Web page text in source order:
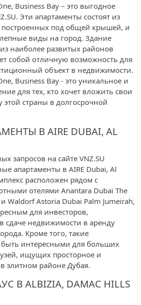
Business Bay – это выгодное
Эти апартаменты состоят из
под общей крышей, и
виды на город. Здание
наиболее развитых районов
собой отличную возможность для
объект в недвижимости.
Business Bay - это уникальное и
для тех, кто хочет вложить свои
этой страны в долгосрочной
В AIRE DUBAI, AL
запросов на сайте VNZ.SU
апартаменты в AIRE Dubai, Al
расположен рядом с
отелями Anantara Dubai The
и Waldorf Astoria Dubai Palm Jumeirah,
для инвесторов,
сдаче недвижимости в аренду
Кроме того, такие
быть интересными для больших
ищущих просторное и
элитном районе Дубая.
В ALBIZIA, DAMAC HILLS